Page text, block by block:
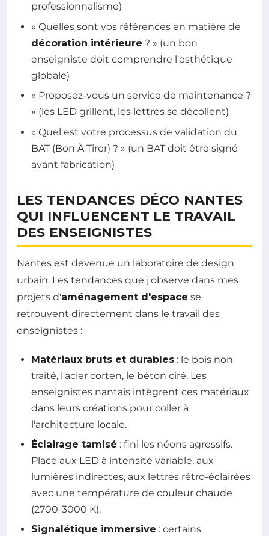
professionnalisme)
« Quelles sont vos références en matière de
décoration intérieure ? » (un bon
enseigniste doit comprendre l'esthétique
globale)
« Proposez-vous un service de maintenance ?
» (les LED grillent, les lettres se décollent)
« Quel est votre processus de validation du
BAT (Bon À Tirer) ? » (un BAT doit être signé
avant fabrication)
LES TENDANCES DÉCO NANTES
QUI INFLUENCENT LE TRAVAIL
DES ENSEIGNISTES
Nantes est devenue un laboratoire de design
urbain. Les tendances que j'observe dans mes
projets d'aménagement d'espace se
retrouvent directement dans le travail des
enseignistes :
Matériaux bruts et durables : le bois non
traité, l'acier corten, le béton ciré. Les
enseignistes nantais intègrent ces matériaux
dans leurs créations pour coller à
l'architecture locale.
Éclairage tamisé : fini les néons agressifs.
Place aux LED à intensité variable, aux
lumières indirectes, aux lettres rétro-éclairées
avec une température de couleur chaude
(2700-3000 K).
Signalétique immersive : certains